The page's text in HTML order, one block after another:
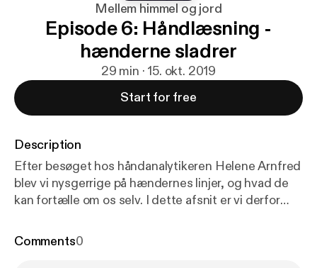
Mellem himmel og jord
Episode 6: Håndlæsning -
hænderne sladrer
29 min · 15. okt. 2019
Start for free
Description
Efter besøget hos håndanalytikeren Helene Arnfred
blev vi nysgerrige på hændernes linjer, og hvad de
kan fortælle om os selv. I dette afsnit er vi derfor
personlighedslæser og sjælehealer. Krumme læser
Comments0